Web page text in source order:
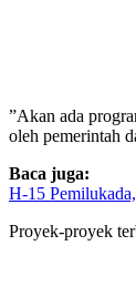
”Akan ada
oleh pemerintah
Baca juga:
H-15
Proyek-proyek